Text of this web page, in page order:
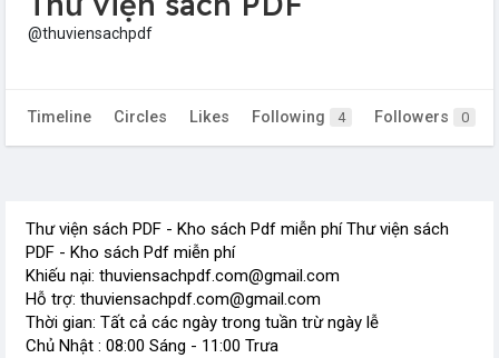
@thuviensachpdf
Timeline Circles Likes Following 4 Followers 0
Thư viện sách PDF - Kho sách Pdf miễn phí Thư viện sách
PDF - Kho sách Pdf miễn phí
Khiếu nại: thuviensachpdf.com@gmail.com
Hỗ trợ: thuviensachpdf.com@gmail.com
Thời gian: Tất cả các ngày trong tuần trừ ngày lễ
Chủ Nhật : 08:00 Sáng - 11:00 Trưa